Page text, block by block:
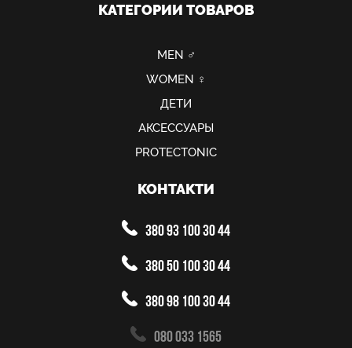
КАТЕГОРИИ ТОВАРОВ
MEN ♂
WOMEN ♀
ДЕТИ
АКСЕССУАРЫ
PROTECTONIC
КОНТАКТИ
380 93 100 30 44
380 50 100 30 44
380 98 100 30 44
080 033 1565